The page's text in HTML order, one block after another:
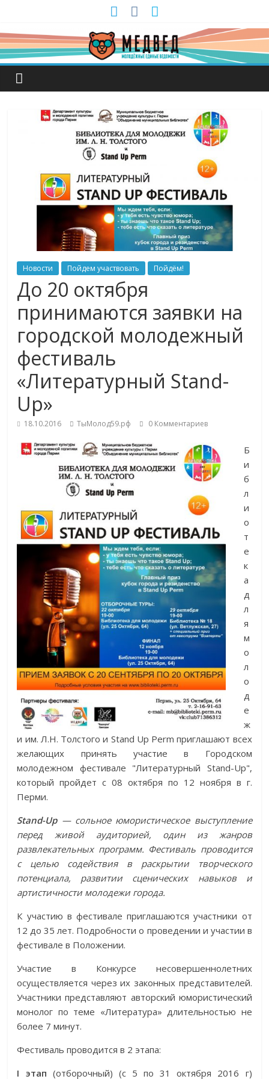
Новости Пойдем участвовать Пойдём!
До 20 октября
принимаются заявки на
городской молодежный
фестиваль
«Литературный Stand-
Up»
18.10.2016 ТыМолод59.рф 0 Комментариев
Б
и
б
л
и
о
т
е
к
а
д
л
я
м
о
л
о
д
е
ж
и им. Л.Н. Толстого и Stand Up Perm приглашают всех
желающих принять участие в Городском
молодежном фестивале "Литературный Stand-Up",
который пройдет c 08 октября по 12 ноября в г.
Перми.
Stand-Up— сольное юмористическое выступление
перед живой аудиторией, один из жанров
развлекательных программ. Фестиваль проводится
с целью содействия в раскрытии творческого
потенциала, развитии сценических навыков и
артистичности молодежи города.
К участию в фестивале приглашаются участники от
12 до 35 лет. Подробности о проведении и участии в
фестивале в Положении.
Участие в Конкурсе несовершеннолетних
осуществляется через их законных представителей.
Участники представляют авторский юмористический
монолог по теме «Литература» длительностью не
более 7 минут.
Фестиваль проводится в 2 этапа:
I этап (отборочный) (с 5 по 31 октября 2016 г)